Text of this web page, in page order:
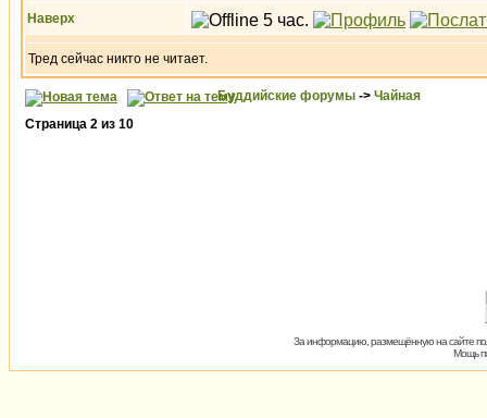
Наверх
Тред сейчас никто не читает.
Буддийские форумы -> Чайная
Страница 2 из 10
За информацию, размещённую на сайте
Мощь